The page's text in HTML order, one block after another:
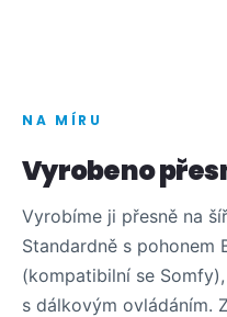
NA MÍRU
Vyrobeno
Vyrobíme ji přesně na
Standardně s pohonem
(kompatibilní se
s dálkovým ovládáním.